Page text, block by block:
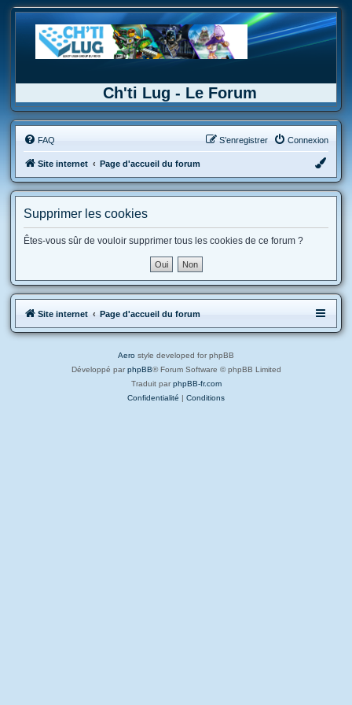
Ch'ti Lug - Le Forum
FAQ Connexion
S’enregistrer
Site internet Page d'accueil du forum
Supprimer les cookies
Êtes-vous sûr de vouloir supprimer tous les cookies de ce forum ?
Site internet Page d'accueil du forum
Aero style developed for phpBB
Développé par phpBB® Forum Software © phpBB Limited
Traduit par phpBB-fr.com
Confidentialité | Conditions